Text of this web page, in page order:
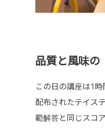
品質と風味の
この日の講座は1
配布されたテイス
範解答と同じスコ